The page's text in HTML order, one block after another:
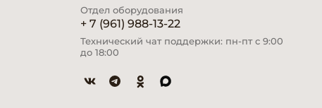
Отдел оборудования
+ 7 (961) 988-13-22
Технический чат поддержки: пн-пт с 9:00
до 18:00